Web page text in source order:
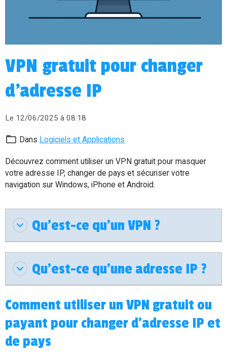
VPN gratuit pour changer
d'adresse IP
Le 12/06/2025 à 08:18
Dans Logiciels et Applications
Découvrez comment utiliser un VPN gratuit pour masquer
votre adresse IP, changer de pays et sécuriser votre
navigation sur Windows, iPhone et Android.
Qu'est-ce qu'un VPN ?
Qu’est-ce qu’une adresse IP ?
Comment utiliser un VPN gratuit ou
payant pour changer d'adresse IP et
de pays